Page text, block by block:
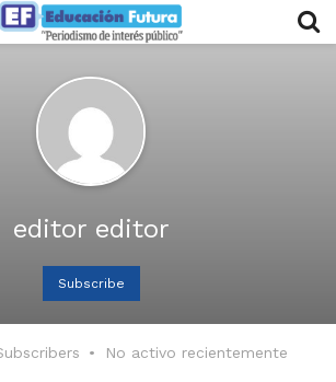
editor editor
Subscribe
No activo recientemente